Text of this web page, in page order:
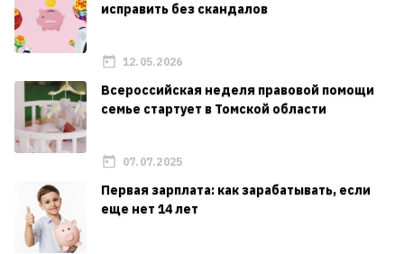
исправить без скандалов
12.05.2026
Всероссийская неделя правовой помощи
семье стартует в Томской области
07.07.2025
Первая зарплата: как зарабатывать, если
еще нет 14 лет